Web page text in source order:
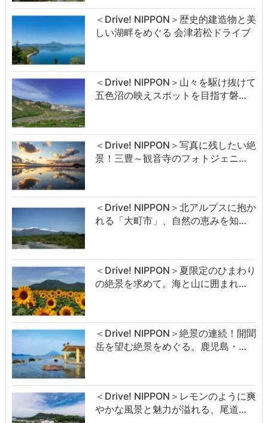
＜Drive! NIPPON＞歴史的建造物と美
しい湖畔をめぐる 会津若松ドライブ
＜Drive! NIPPON＞山々を駆け抜けて
五色沼の映えスポットを目指す磐…
＜Drive! NIPPON＞写真に残したい絶
景！三豊～観音寺のフォトジェニ…
＜Drive! NIPPON＞北アルプスに抱か
れる「大町市」、自然の恵みを知…
＜Drive! NIPPON＞夏限定のひまわり
の絶景を求めて。海と山に囲まれ…
＜Drive! NIPPON＞絶景の連続！開聞
岳を望む絶景をめぐる。鹿児島・…
＜Drive! NIPPON＞レモンのように爽
やかな風景と魅力が溢れる、尾道…